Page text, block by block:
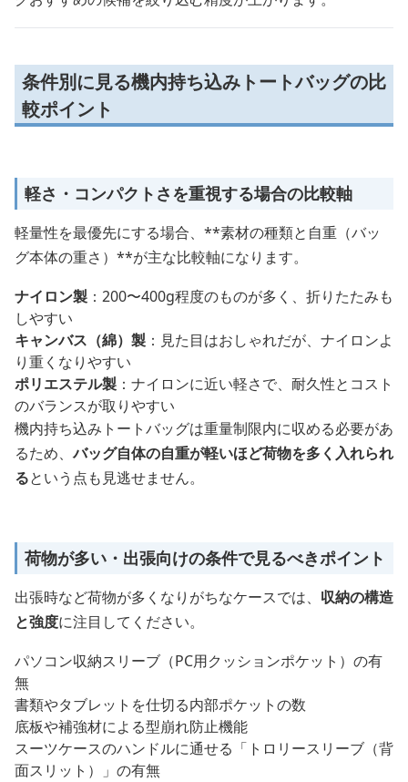
条件別に見る機内持ち込みトートバッグの比
較ポイント
軽さ・コンパクトさを重視する場合の比較軸
軽量性を最優先にする場合、**素材の種類と自重（バッ
グ本体の重さ）**が主な比較軸になります。
ナイロン製 ：200〜400g程度のものが多く、折りたたみも
しやすい
キャンバス（綿）製 ：見た目はおしゃれだが、ナイロンよ
り重くなりやすい
ポリエステル製 ：ナイロンに近い軽さで、耐久性とコスト
のバランスが取りやすい
機内持ち込みトートバッグは重量制限内に収める必要があ
るため、バッグ自体の自重が軽いほど荷物を多く入れられ
るという点も見逃せません。
荷物が多い・出張向けの条件で見るべきポイント
出張時など荷物が多くなりがちなケースでは、 収納の構造
と強度に注目してください。
パソコン収納スリーブ（PC用クッションポケット）の有
無
書類やタブレットを仕切る内部ポケットの数
底板や補強材による型崩れ防止機能
スーツケースのハンドルに通せる「トロリースリーブ（背
面スリット）」の有無